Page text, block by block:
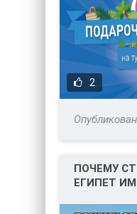
2
ПОЧЕМУ
ЕГИПЕТ